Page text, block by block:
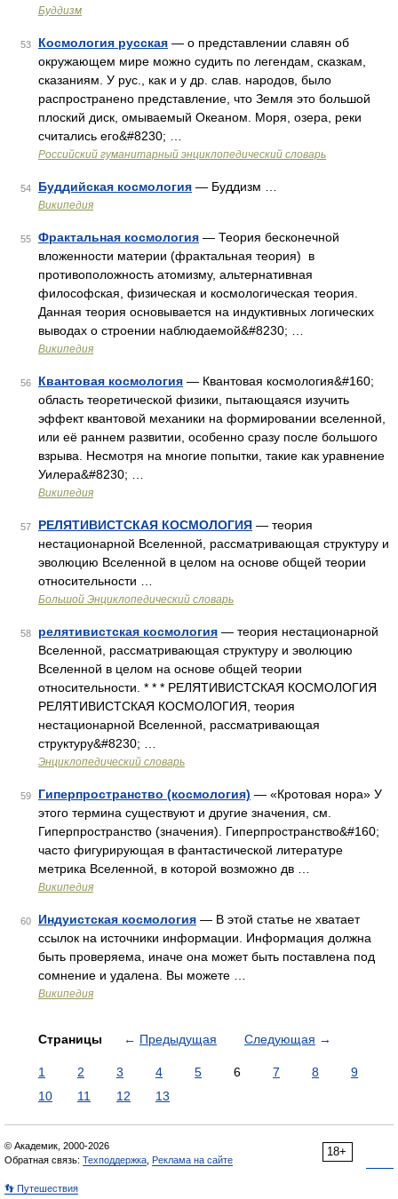
Буддизм
53 Космология русская — о представлении славян об
окружающем мире можно судить по легендам, сказкам,
сказаниям. У рус., как и у др. слав. народов, было
распространено представление, что Земля это большой
плоский диск, омываемый Океаном. Моря, озера, реки
считались его&#8230; …
Российский гуманитарный энциклопедический словарь
54 Буддийская космология — Буддизм …
Википедия
55 Фрактальная космология — Теория бесконечной
вложенности материи (фрактальная теория) в
противоположность атомизму, альтернативная
философская, физическая и космологическая теория.
Данная теория основывается на индуктивных логических
выводах о строении наблюдаемой&#8230; …
Википедия
56 Квантовая космология — Квантовая космология&#160;
область теоретической физики, пытающаяся изучить
эффект квантовой механики на формировании вселенной,
или её раннем развитии, особенно сразу после большого
взрыва. Несмотря на многие попытки, такие как уравнение
Уилера&#8230; …
Википедия
57 РЕЛЯТИВИСТСКАЯ КОСМОЛОГИЯ — теория
нестационарной Вселенной, рассматривающая структуру и
эволюцию Вселенной в целом на основе общей теории
относительности …
Большой Энциклопедический словарь
58 релятивистская космология — теория нестационарной
Вселенной, рассматривающая структуру и эволюцию
Вселенной в целом на основе общей теории
относительности. * * * РЕЛЯТИВИСТСКАЯ КОСМОЛОГИЯ
РЕЛЯТИВИСТСКАЯ КОСМОЛОГИЯ, теория
нестационарной Вселенной, рассматривающая
структуру&#8230; …
Энциклопедический словарь
59 Гиперпространство (космология) — «Кротовая нора» У
этого термина существуют и другие значения, см.
Гиперпространство (значения). Гиперпространство&#160;
часто фигурирующая в фантастической литературе
метрика Вселенной, в которой возможно дв …
Википедия
60 Индуистская космология — В этой статье не хватает
ссылок на источники информации. Информация должна
быть проверяема, иначе она может быть поставлена под
сомнение и удалена. Вы можете …
Википедия
Страницы ← Предыдущая Следующая →
1 2 3 4 5 6 7 8
9
10
11 12 13
18+
© Академик, 2000-2026
Обратная связь: Техподдержка Реклама на сайте
👣 Путешествия